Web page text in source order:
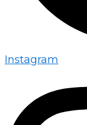
Instagram